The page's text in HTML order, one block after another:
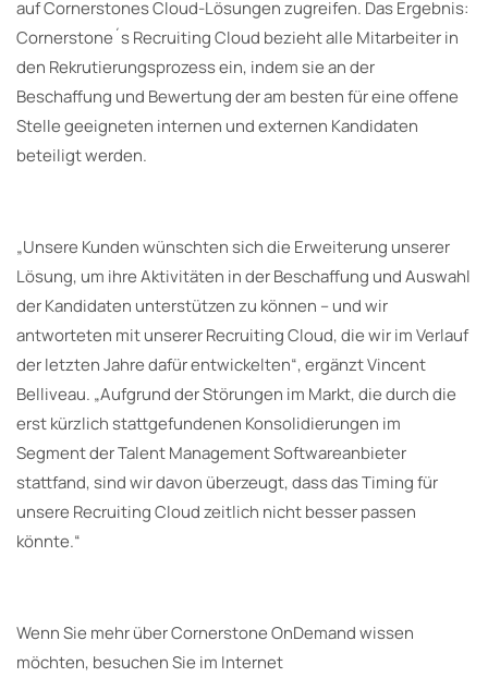
auf Cornerstones Cloud-Lösungen zugreifen. Das Ergebnis:
Cornerstone´s Recruiting Cloud bezieht alle Mitarbeiter in
den Rekrutierungsprozess ein, indem sie an der
Beschaffung und Bewertung der am besten für eine offene
Stelle geeigneten internen und externen Kandidaten
beteiligt werden.
„Unsere Kunden wünschten sich die Erweiterung unserer
Lösung, um ihre Aktivitäten in der Beschaffung und Auswahl
der Kandidaten unterstützen zu können – und wir
antworteten mit unserer Recruiting Cloud, die wir im Verlauf
der letzten Jahre dafür entwickelten“, ergänzt Vincent
Belliveau. „Aufgrund der Störungen im Markt, die durch die
erst kürzlich stattgefundenen Konsolidierungen im
Segment der Talent Management Softwareanbieter
stattfand, sind wir davon überzeugt, dass das Timing für
unsere Recruiting Cloud zeitlich nicht besser passen
könnte.“
Wenn Sie mehr über Cornerstone OnDemand wissen
möchten, besuchen Sie im Internet